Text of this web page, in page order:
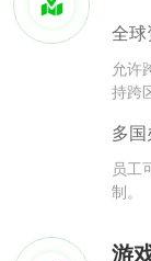
全
允许
持跨
多
员工
制。
游